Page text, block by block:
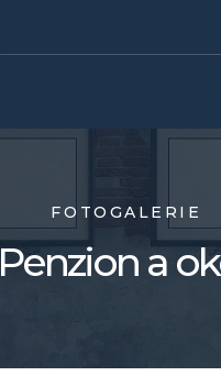
FOTOGALERIE
Penzion a